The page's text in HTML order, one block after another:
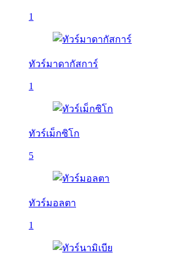
1
ทัวร์มาดากัสการ์
1
ทัวร์เม็กซิโก
5
ทัวร์มอลตา
1